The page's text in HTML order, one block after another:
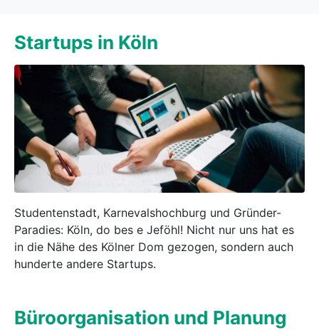
Startups in Köln
Studentenstadt, Karnevalshochburg und Gründer-
Paradies: Köln, do bes e Jeföhl! Nicht nur uns hat es
in die Nähe des Kölner Dom gezogen, sondern auch
hunderte andere Startups.
Büroorganisation und Planung